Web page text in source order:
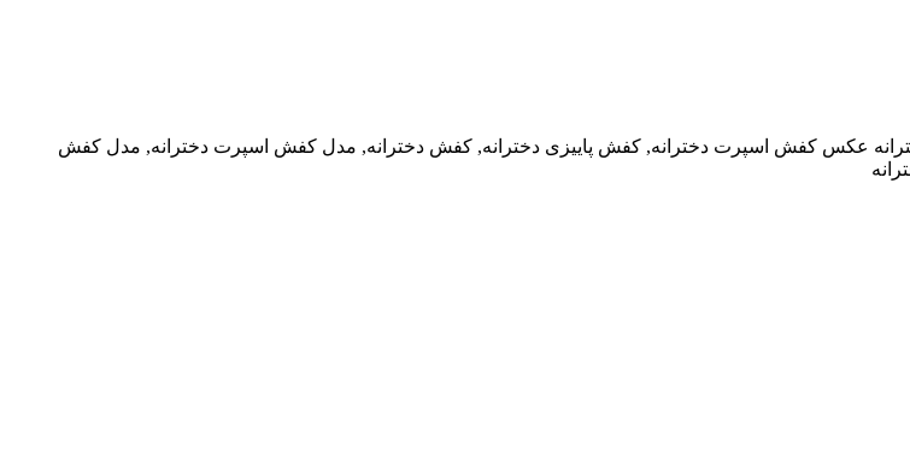
عکس کفش اسپرت دخترانه, کفش پاییزی دخترانه, کفش دخترانه, مدل کفش اسپرت دخترانه, مدل کفش